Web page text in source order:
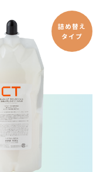
詰め替え
タイプ